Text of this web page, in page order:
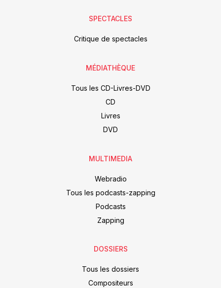
SPECTACLES
Critique de spectacles
MÉDIATHÈQUE
Tous les CD-Livres-DVD
CD
Livres
DVD
MULTIMEDIA
Webradio
Tous les podcasts-zapping
Podcasts
Zapping
DOSSIERS
Tous les dossiers
Compositeurs